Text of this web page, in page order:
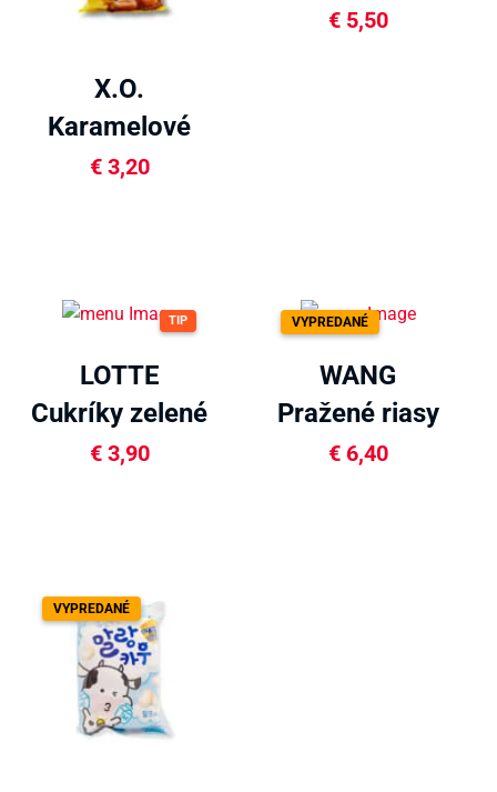
X.O.
Karamelové
bonbóny s
€3,20
Mliečne
€5,50
TIP
LOTTE
Cukríky zelené
hrozno 153g
€3,90
VYPREDANÉ
WANG
Pražené riasy
snack 18.4g
€6,40
VYPREDANÉ